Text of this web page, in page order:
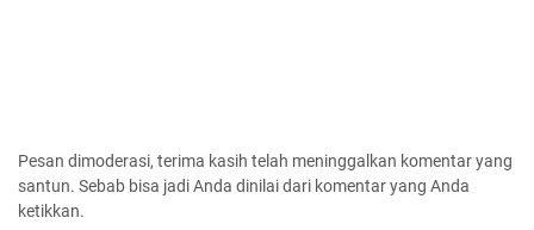
Pesan dimoderasi, terima kasih telah meninggalkan komentar yang
santun. Sebab bisa jadi Anda dinilai dari komentar yang Anda
ketikkan.